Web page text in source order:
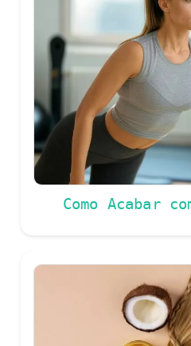
Como Acabar